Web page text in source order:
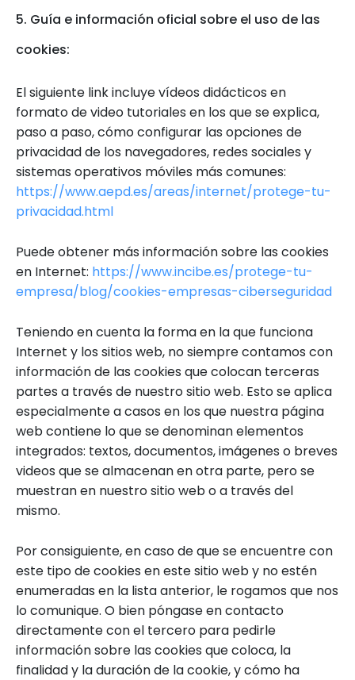
5. Guía e información oficial sobre el uso de las
cookies:
El siguiente link incluye vídeos didácticos en
formato de video tutoriales en los que se explica,
paso a paso, cómo configurar las opciones de
privacidad de los navegadores, redes sociales y
sistemas operativos móviles más comunes:
https://www.aepd.es/areas/internet/protege-tu-
privacidad.html
Puede obtener más información sobre las cookies
en Internet: https://www.incibe.es/protege-tu-
empresa/blog/cookies-empresas-ciberseguridad
Teniendo en cuenta la forma en la que funciona
Internet y los sitios web, no siempre contamos con
información de las cookies que colocan terceras
partes a través de nuestro sitio web. Esto se aplica
especialmente a casos en los que nuestra página
web contiene lo que se denominan elementos
integrados: textos, documentos, imágenes o breves
videos que se almacenan en otra parte, pero se
muestran en nuestro sitio web o a través del
mismo.
Por consiguiente, en caso de que se encuentre con
este tipo de cookies en este sitio web y no estén
enumeradas en la lista anterior, le rogamos que nos
lo comunique. O bien póngase en contacto
directamente con el tercero para pedirle
información sobre las cookies que coloca, la
finalidad y la duración de la cookie, y cómo ha